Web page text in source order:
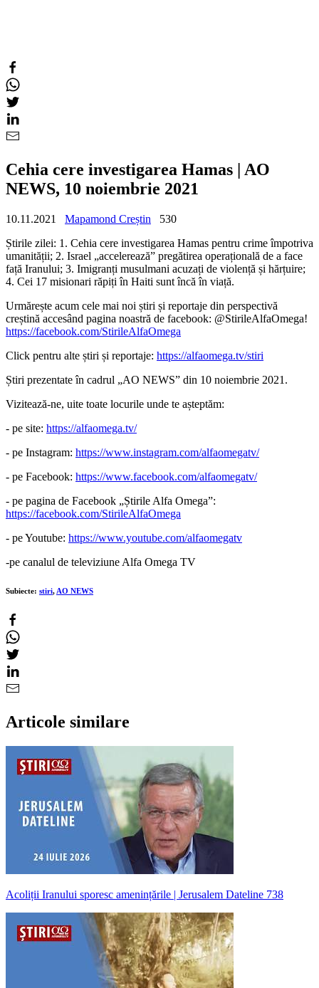
Cehia cere investigarea Hamas | AO
NEWS, 10 noiembrie 2021
10.11.2021 Mapamond Creștin
530
Știrile zilei: 1. Cehia cere investigarea Hamas pentru crime împotriva
umanității; 2. Israel „accelerează” pregătirea operațională de a face
față Iranului; 3. Imigranți musulmani acuzați de violență și hărțuire;
4. Cei 17 misionari răpiți în Haiti sunt încă în viață.
Urmărește acum cele mai noi știri și reportaje din perspectivă
creștină accesând pagina noastră de facebook: @StirileAlfaOmega!
https://facebook.com/StirileAlfaOmega
Click pentru alte știri și reportaje: https://alfaomega.tv/stiri
Știri prezentate în cadrul „AO NEWS” din 10 noiembrie 2021.
Vizitează-ne, uite toate locurile unde te așteptăm:
- pe site: https://alfaomega.tv/
- pe Instagram: https://www.instagram.com/alfaomegatv/
- pe Facebook: https://www.facebook.com/alfaomegatv/
- pe pagina de Facebook „Știrile Alfa Omega”:
https://facebook.com/StirileAlfaOmega
- pe Youtube: https://www.youtube.com/alfaomegatv
-pe canalul de televiziune Alfa Omega TV
Subiecte: stiri, AO NEWS
Articole similare
Acoliții Iranului sporesc amenințările | Jerusalem Dateline 738